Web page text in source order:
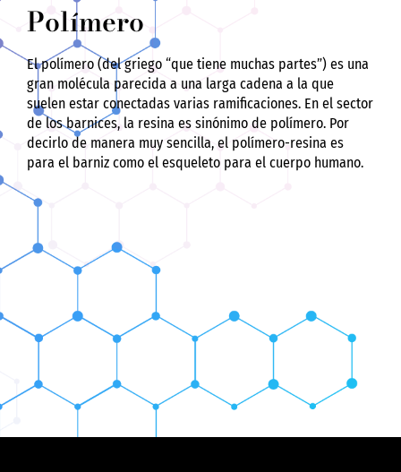
Polímero
El polímero (del griego “que tiene muchas partes”) es una
gran molécula parecida a una larga cadena a la que
suelen estar conectadas varias ramificaciones. En el sector
de los barnices, la resina es sinónimo de polímero. Por
decirlo de manera muy sencilla, el polímero-resina es
para el barniz como el esqueleto para el cuerpo humano.